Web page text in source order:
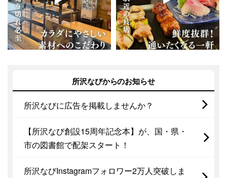
所沢なびからのお知らせ
所沢なびに広告を掲載しませんか？
【所沢なび創設15周年記念本】が、国・県・
市の図書館で配架スタート！
所沢なびInstagramフォロワー2万人突破しま